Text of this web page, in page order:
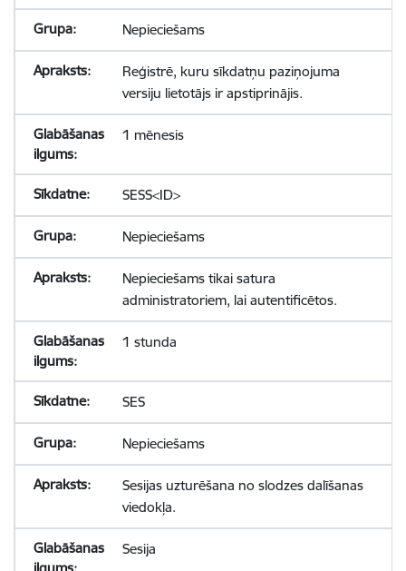
Nepieciešams
Reģistrē, kuru sīkdatņu paziņojuma
versiju lietotājs ir apstiprinājis.
1 mēnesis
SESS<ID>
Nepieciešams
Nepieciešams tikai satura
administratoriem, lai autentificētos.
1 stunda
SES
Nepieciešams
Sesijas uzturēšana no slodzes dalīšanas
viedokļa.
Sesija